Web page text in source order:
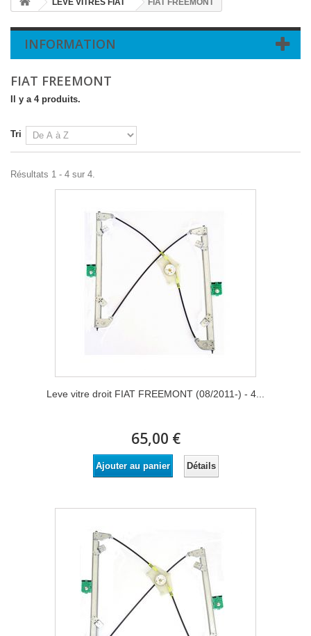
LEVE VITRES FIAT FIAT FREEMONT
INFORMATION
FIAT FREEMONT
Il y a 4 produits.
Tri
Résultats 1 - 4 sur 4.
Leve vitre droit FIAT FREEMONT (08/2011-) - 4...
65,00 €
Ajouter au panier Détails